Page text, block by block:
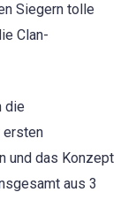
Siegern tolle
Clan-
die
ersten
und das Konzept
aus 3